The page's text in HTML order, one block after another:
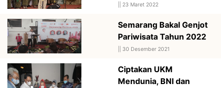
23 Maret 2022
Semarang Bakal Genjot
Pariwisata Tahun 2022
30 Desember 2021
Ciptakan UKM
Mendunia, BNI dan